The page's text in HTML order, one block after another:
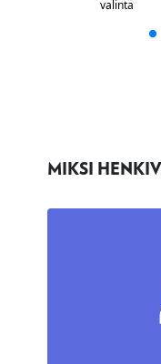
MIKSI